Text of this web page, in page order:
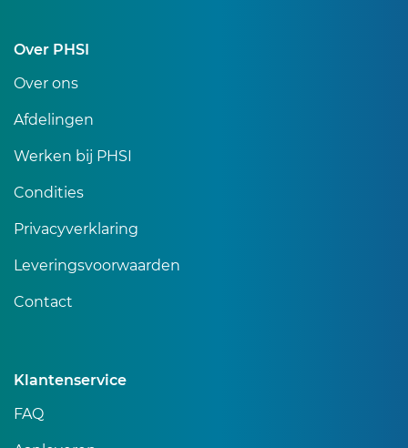
Over PHSI
Over ons
Afdelingen
Werken bij PHSI
Condities
Privacyverklaring
Leveringsvoorwaarden
Contact
Klantenservice
FAQ